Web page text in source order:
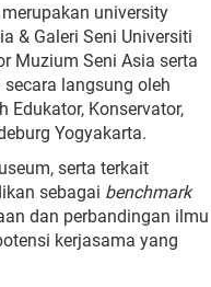
merupakan university
& Galeri Seni Universiti
Muzium Seni Asia serta
secara langsung oleh
Edukator, Konservator,
Yogyakarta.
serta terkait
sebagai benchmark
dan perbandingan ilmu
kerjasama yang